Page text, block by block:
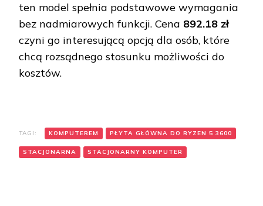
ten model spełnia podstawowe wymagania
bez nadmiarowych funkcji. Cena 892.18 zł
czyni go interesującą opcją dla osób, które
chcą rozsądnego stosunku możliwości do
kosztów.
TAGI: KOMPUTEREM PŁYTA GŁÓWNA DO RYZEN 5 3600
STACJONARNA STACJONARNY KOMPUTER